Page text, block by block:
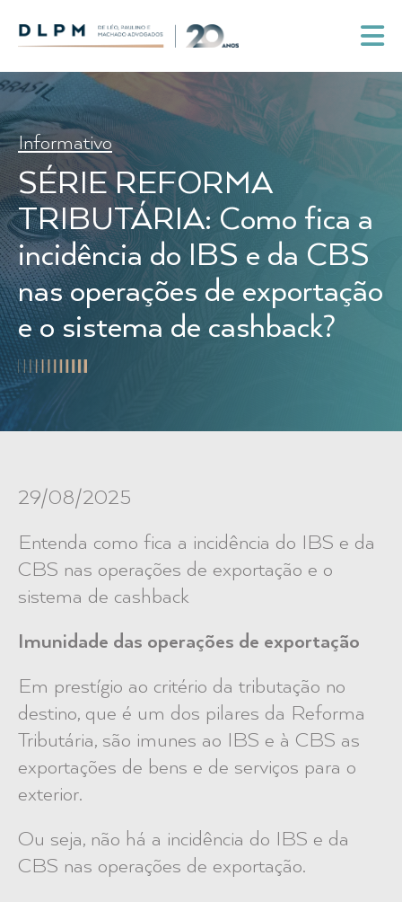
Informativo
SÉRIE REFORMA
TRIBUTÁRIA: Como fica a
incidência do IBS e da CBS
nas operações de exportação
e o sistema de cashback?
29/08/2025
Entenda como fica a incidência do IBS e da
CBS nas operações de exportação e o
sistema de cashback
Imunidade das operações de exportação
Em prestígio ao critério da tributação no
destino, que é um dos pilares da Reforma
Tributária, são imunes ao IBS e à CBS as
exportações de bens e de serviços para o
exterior.
Ou seja, não há a incidência do IBS e da
CBS nas operações de exportação.